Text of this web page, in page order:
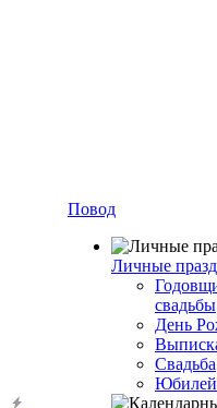
Повод
Личные
свадьбы
День
Свадьба
Юбилей